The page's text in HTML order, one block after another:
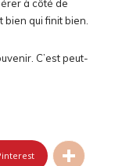
à côté de
qui finit bien.
C’est peut-